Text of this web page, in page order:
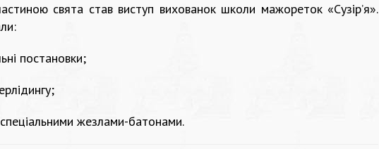
свята став виступ вихованок школи мажореток «Сузір’я».
постановки;
жезлами-батонами.